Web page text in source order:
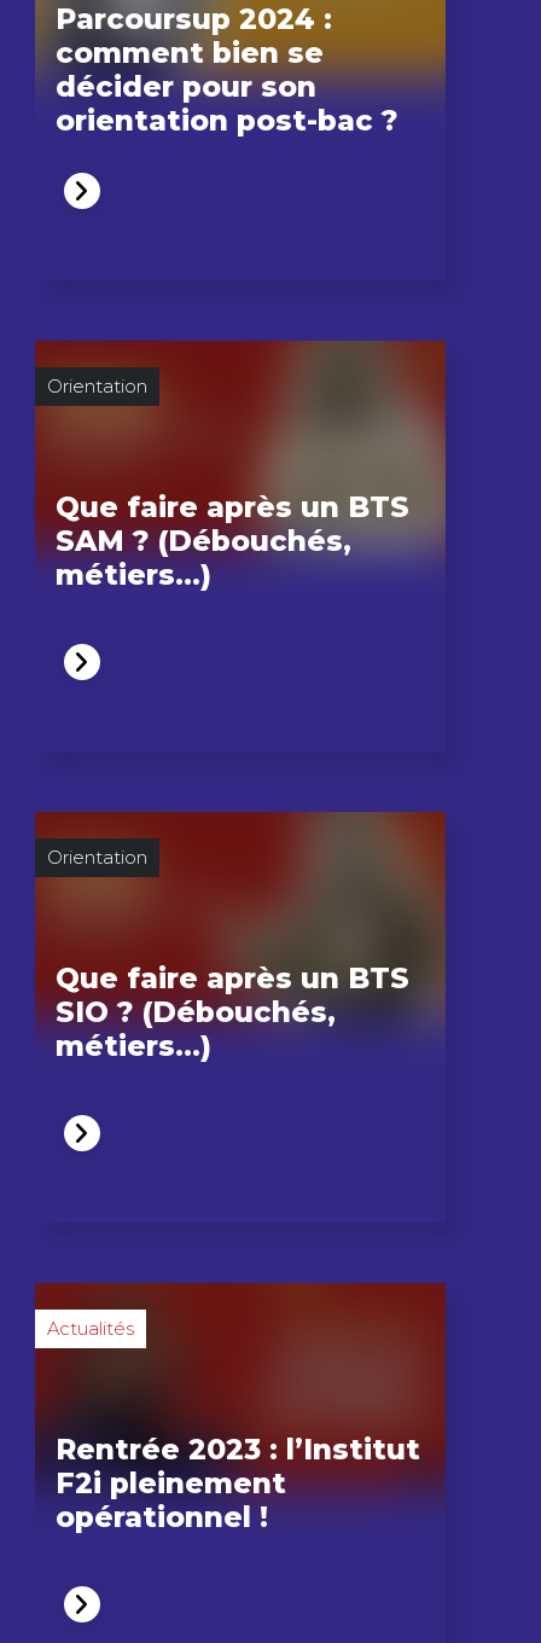
Parcoursup 2024 :
comment bien se
décider pour son
orientation post-bac ?
Orientation
Que faire après un BTS
SAM ? (Débouchés,
métiers…)
Orientation
Que faire après un BTS
SIO ? (Débouchés,
métiers…)
Actualités
Rentrée 2023 : l’Institut
F2i pleinement
opérationnel !